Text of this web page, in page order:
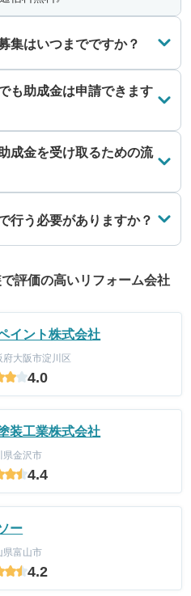
集はいつまでですか？
も助成金は申請できます
成金を受け取るための流
行う必要がありますか？
評価の高いリフォーム会社
イント株式会社
府大阪市淀川区
4.0
装工業株式会社
県金沢市
4.4
ー
県富山市
4.2